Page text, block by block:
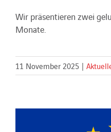
Wir präsentieren zwei
Monate.
11 November 2025 |